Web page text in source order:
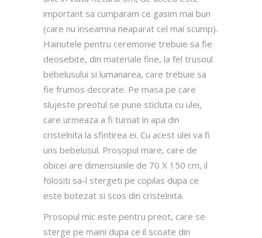
important sa cumparam ce gasim mai bun
(care nu inseamna neaparat cel mai scump).
Hainutele pentru ceremonie trebuie sa fie
deosebite, din materiale fine, la fel trusoul
bebelusului si lumanarea, care trebuie sa
fie frumos decorate. Pe masa pe care
slujeste preotul se pune sticluta cu ulei,
care urmeaza a fi turnat in apa din
cristelnita la sfintirea ei. Cu acest ulei va fi
uns bebelusul. Prosopul mare, care de
obicei are dimensiunile de 70 X 150 cm, il
folositi sa-l stergeti pe copilas dupa ce
este botezat si scos din cristelnita.
Prosopul mic este pentru preot, care se
sterge pe maini dupa ce il scoate din